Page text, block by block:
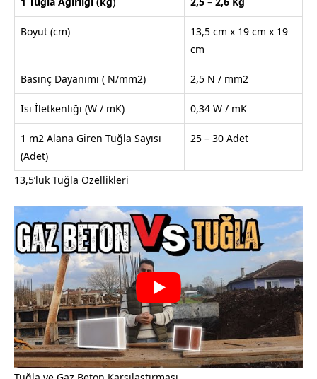
Boyut (cm)
13,5 cm x 19 cm x 19
cm
Basınç Dayanımı ( N/mm2) 2,5 N / mm2
Isı İletkenliği (W / mK) 0,34 W / mK
1 m2 Alana Giren Tuğla Sayısı
(Adet)
25 – 30 Adet
13,5’luk Tuğla Özellikleri